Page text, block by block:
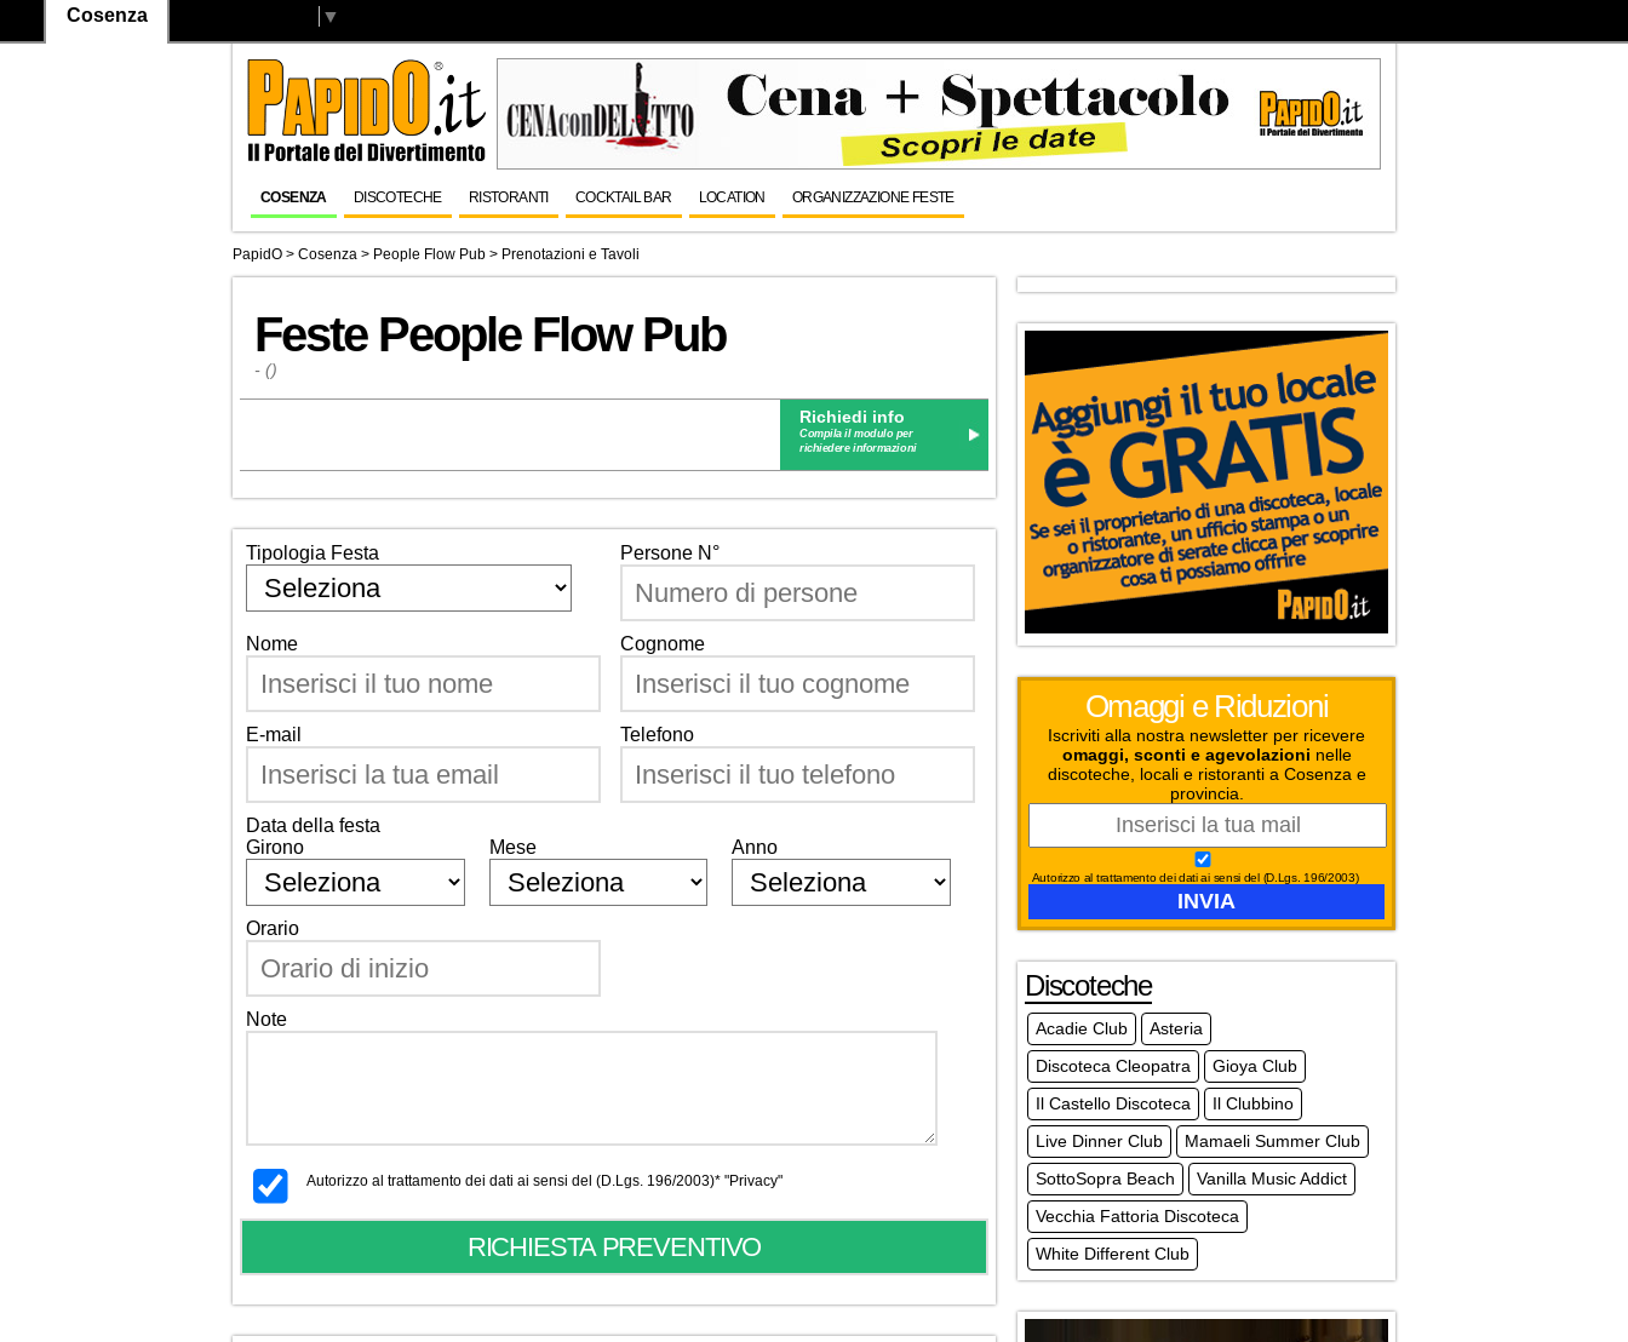
Cosenza ▼
COSENZA DISCOTECHE RISTORANTI COCKTAIL BAR LOCATION ORGANIZZAZIONE FESTE
PapidO > Cosenza > People Flow Pub > Prenotazioni e Tavoli
Feste People Flow Pub
- ()
Richiedi info
Compila il modulo per
richiedere informazioni
Tipologia Festa Persone N°
Nome Cognome
E-mail Telefono
Data della festa
Girono
Mese Anno
Orario
Note
Autorizzo al trattamento dei dati ai sensi del (D.Lgs. 196/2003)* "Privacy"
Omaggi e Riduzioni
Iscriviti alla nostra newsletter per ricevere
omaggi, sconti e agevolazioni nelle
discoteche, locali e ristoranti a Cosenza e
provincia.
Autorizzo al trattamento dei dati ai sensi del (D.Lgs. 196/2003)
Discoteche
Acadie Club
Asteria
Discoteca Cleopatra
Gioya Club
Il Castello Discoteca
Il Clubbino
Live Dinner Club
Mamaeli Summer Club
SottoSopra Beach
Vanilla Music Addict
Vecchia Fattoria Discoteca
White Different Club